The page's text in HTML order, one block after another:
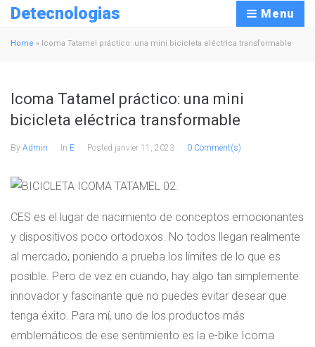
Detecnologias Menu
Home » Icoma Tatamel práctico: una mini bicicleta eléctrica transformable
Icoma Tatamel práctico: una mini
bicicleta eléctrica transformable
By Admin In E Posted janvier 11, 2023 0 Comment(s)
CES es el lugar de nacimiento de conceptos emocionantes
y dispositivos poco ortodoxos. No todos llegan realmente
al mercado, poniendo a prueba los límites de lo que es
posible. Pero de vez en cuando, hay algo tan simplemente
innovador y fascinante que no puedes evitar desear que
tenga éxito. Para mí, uno de los productos más
emblemáticos de ese sentimiento es la e-bike Icoma